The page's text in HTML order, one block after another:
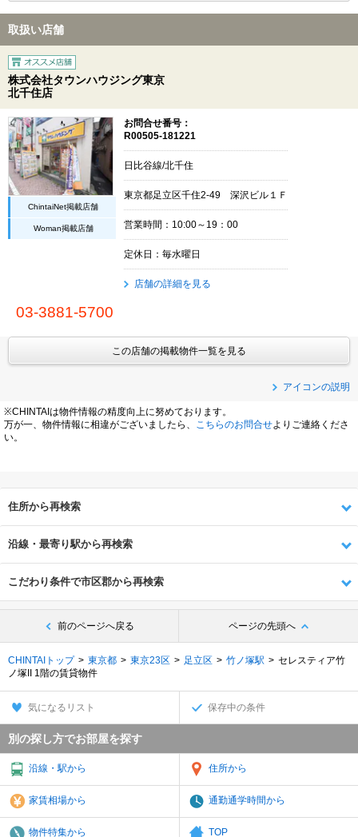
取扱い店舗
株式会社タウンハウジング東京
北千住店
ChintaiNet掲載店舗
Woman掲載店舗
お問合せ番号：
R00505-181221
日比谷線/北千住
東京都足立区千住2-49 深沢ビル１Ｆ
営業時間：10:00～19：00
定休日：毎水曜日
店舗の詳細を見る
03-3881-5700
この店舗の掲載物件一覧を見る
アイコンの説明
※CHINTAIは物件情報の精度向上に努めております。
万が一、物件情報に相違がございましたら、
こちらのお問合せよりご連絡くださ
い。
住所から再検索
沿線・最寄り駅から再検索
こだわり条件で市区郡から再検索
前のページへ戻る ページの先頭へ
CHINTAIトップ 東京都 東京23区 足立区 竹ノ塚駅
セレスティア竹
ノ塚II 1階の賃貸物件
気になるリスト 保存中の条件
別の探し方でお部屋を探す
沿線・駅から 住所から
家賃相場から 通勤通学時間から
物件特集から TOP